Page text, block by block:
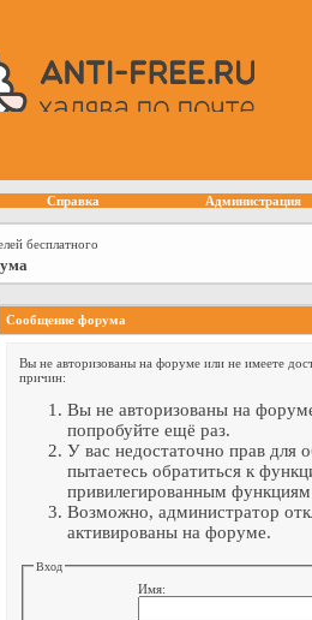
Справка Администрация
бесплатного
Сообщение форума
Вы не авторизованы на форуме или не имеете
причин:
Вы не авторизованы на
попробуйте ещё раз.
У вас недостаточно прав для
пытаетесь обратиться к
привилегированным
Возможно, администратор
активированы на форуме.
Вход
Имя: